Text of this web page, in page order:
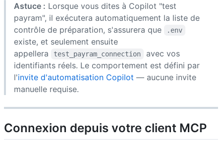
Astuce : Lorsque vous dites à Copilot "test
payram", il exécutera automatiquement la liste de
contrôle de préparation, s'assurera que
.env
existe, et seulement ensuite
appellera
test_payram_connection
avec vos
identifiants réels. Le comportement est défini par
l'invite d'automatisation Copilot — aucune invite
manuelle requise.
Connexion depuis votre client MCP